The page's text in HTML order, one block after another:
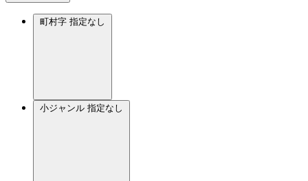
町村字 指定なし
小ジャンル 指定なし